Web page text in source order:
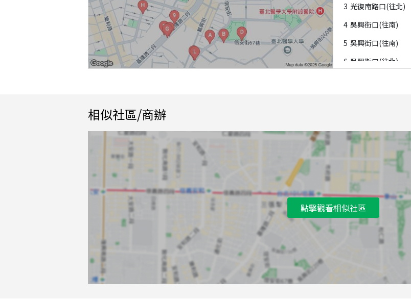
3 光復南路口(往北)
4 吳興街口(往南)
5 吳興街口(往南)
6 吳興街口(往北)
A 嘉興里(往西)
景勤2號公園(往東)
通化街(往北)
景勤2號公園(往西)
E 喬治商職(往北)
喬治商職(往南)
喬治商職(往北)
信義光復路口(往東)
相似社區/商辦
點擊觀看相似社區